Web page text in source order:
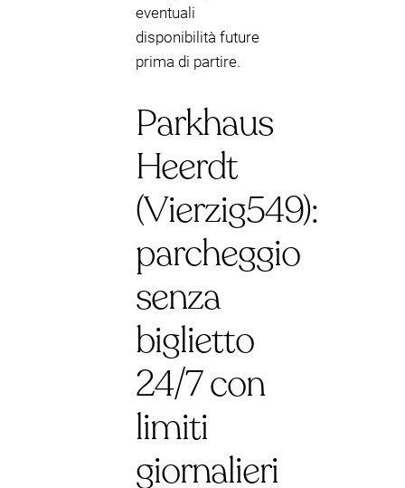
eventuali
disponibilità future
prima di partire.
Parkhaus
Heerdt
(Vierzig549):
parcheggio
senza
biglietto
24/7 con
limiti
giornalieri